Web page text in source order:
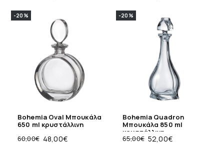
-20%
Bohemia Oval Μπουκάλα
650 ml κρυστάλλινη
60,00€ 48,00€
-20%
Bohemia Quadron
Μπουκάλα 850 ml
κρυστάλλινη
65,00€ 52,00€